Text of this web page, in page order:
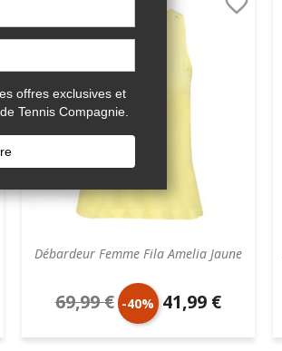
Débardeur Femme Fila Amelia Jaune
Prix
de
69,99 € -40% Prix
unitaire
41,99 €